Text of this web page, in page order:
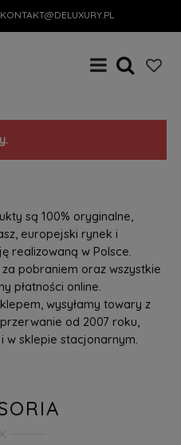
KONTAKT@DELUXURY.PL
są 100% oryginalne,
europejski rynek i
realizowaną w Polsce.
pobraniem oraz wszystkie
płatności online.
wysyłamy towary z
od 2007 roku,
w sklepie stacjonarnym.